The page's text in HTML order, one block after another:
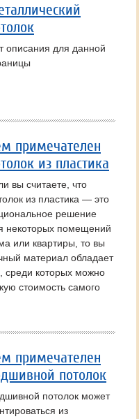
описания для данной
примечателен
из пластика
вы считаете, что
из пластика — это
решение
некоторых помещений
или квартиры, то вы
материал обладает
среди которых можно
стоимость самого
примечателен
потолок
потолок может
из